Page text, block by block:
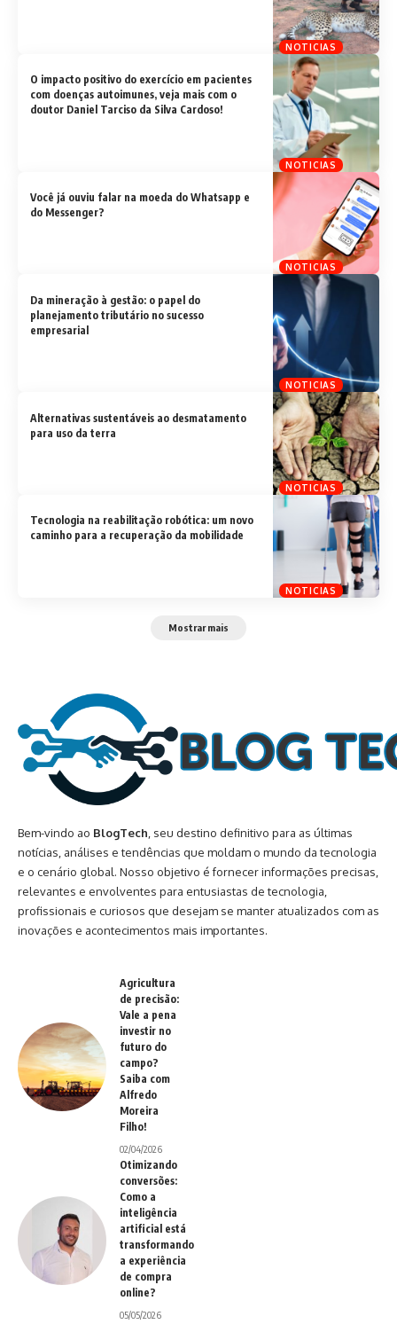
NOTICIAS
NOTICIAS
O impacto positivo do exercício em pacientes
com doenças autoimunes, veja mais com o
doutor Daniel Tarciso da Silva Cardoso!
NOTICIAS
Você já ouviu falar na moeda do Whatsapp e
do Messenger?
NOTICIAS
Da mineração à gestão: o papel do
planejamento tributário no sucesso
empresarial
NOTICIAS
Alternativas sustentáveis ​​ao desmatamento
para uso da terra
NOTICIAS
Tecnologia na reabilitação robótica: um novo
caminho para a recuperação da mobilidade
Mostrar mais
Bem-vindo ao BlogTech , seu destino definitivo para as últimas
notícias, análises e tendências que moldam o mundo da tecnologia
e o cenário global. Nosso objetivo é fornecer informações precisas,
relevantes e envolventes para entusiastas de tecnologia,
profissionais e curiosos que desejam se manter atualizados com as
inovações e acontecimentos mais importantes.
Agricultura
de precisão:
Vale a pena
investir no
futuro do
campo?
Saiba com
Alfredo
Moreira
Filho!
02/04/2026
Otimizando
conversões:
Como a
inteligência
artificial está
transformando
a experiência
de compra
online?
05/05/2026